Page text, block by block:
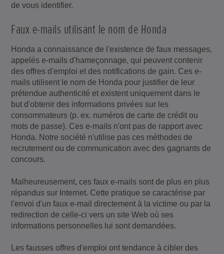
de vous identifier.
Faux e-mails utilisant le nom de Honda
Honda a connaissance de l'existence de faux messages,
appelés e-mails d'hameçonnage, qui peuvent contenir
des offres d'emploi et des notifications de gain. Ces e-
mails utilisent le nom de Honda pour justifier de leur
prétendue authenticité et existent uniquement dans le
but d'obtenir des informations privées sur les
consommateurs (p. ex. numéros de carte de crédit ou
mots de passe). Ces e-mails n'ont pas de rapport avec
Honda. Notre société n'utilise pas ces méthodes de
recrutement ou de communication avec des gagnants de
concours.
Malheureusement, ces faux e-mails sont de plus en plus
répandus sur Internet. Cette pratique se caractérise par
l'envoi d'un faux e-mail directement à la victime ou par la
redirection de celle-ci vers un site Web où ses
informations personnelles lui sont demandées.
Les fausses offres d'emploi ont tendance à cibler des